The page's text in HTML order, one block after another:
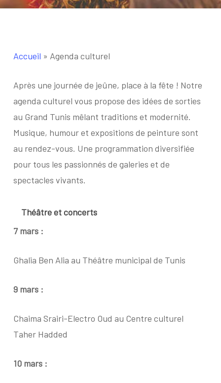
Accueil » Agenda culturel
Après une journée de jeûne, place à la fête ! Notre
agenda culturel vous propose des idées de sorties
au Grand Tunis mêlant traditions et modernité.
Musique, humour et expositions de peinture sont
au rendez-vous. Une programmation diversifiée
pour tous les passionnés de galeries et de
spectacles vivants.
Théâtre et concerts
7 mars :
Ghalia Ben Alia au Théâtre municipal de Tunis
9 mars :
Chaima Srairi-Electro Oud au Centre culturel
Taher Hadded
10 mars :